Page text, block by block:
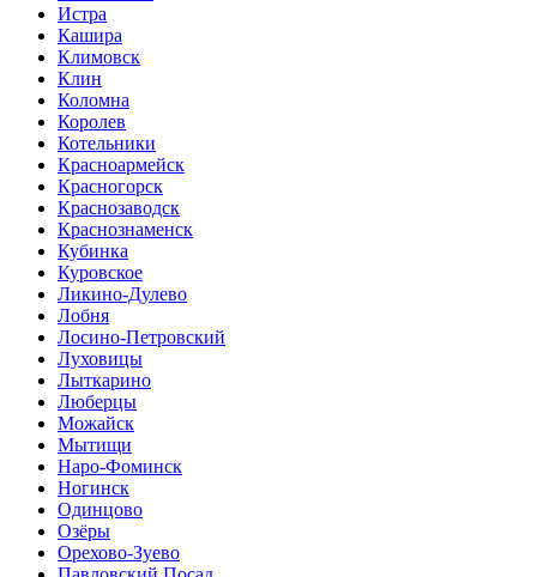
Истра
Кашира
Климовск
Клин
Коломна
Королев
Котельники
Красноармейск
Красногорск
Краснозаводск
Краснознаменск
Кубинка
Куровское
Ликино-Дулево
Лобня
Лосино-Петровский
Луховицы
Лыткарино
Люберцы
Можайск
Мытищи
Наро-Фоминск
Ногинск
Одинцово
Озёры
Орехово-Зуево